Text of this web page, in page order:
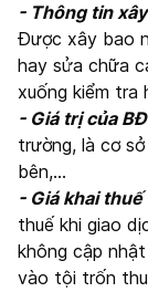
- Thông tin
Được xây bao
hay sửa chữa
xuống kiểm tra
- Giá trị của
trường, là cơ
bên,…
- Giá khai
thuế khi giao
không cập
vào tội trốn